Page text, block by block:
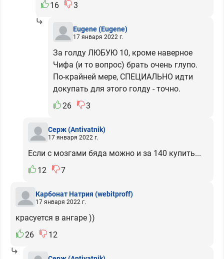
16
3
Eugene(Eugene)
17 января 2022 г.
За голду ЛЮБУЮ 10, кроме наверное
Чифа (и то вопрос) брать очень глупо.
По-крайней мере, СПЕЦИАЛЬНО идти
докупать для этого голду - точно.
26
3
Серж(Antivatnik)
17 января 2022 г.
Если с мозгами бяда можно и за 140 купить...
12
7
Карбонат Натрия (webitproff)
17 января 2022 г.
красуется в ангаре ))
26
12